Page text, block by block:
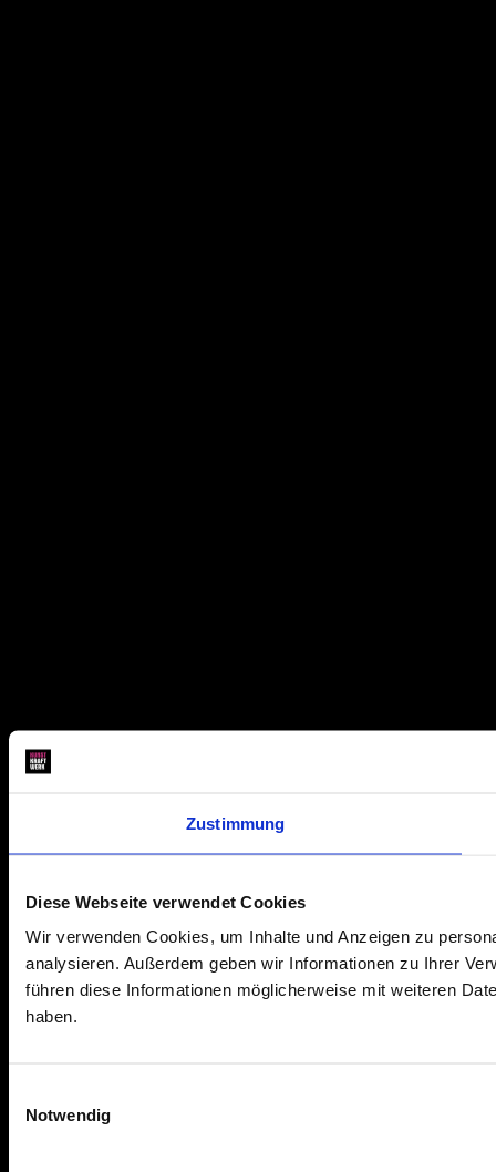
Zustimmung
Diese Webseite verwendet Cookies
Wir verwenden Cookies, um Inhalte und Anzeigen zu
analysieren. Außerdem geben wir Informationen zu Ihrer
führen diese Informationen möglicherweise mit weiteren
haben.
Notwendig